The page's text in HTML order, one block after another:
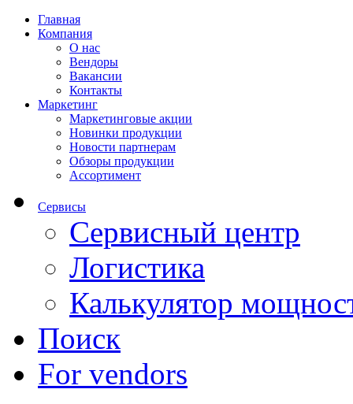
Главная
Компания
О нас
Вендоры
Вакансии
Контакты
Маркетинг
Маркетинговые акции
Новинки продукции
Новости партнерам
Обзоры продукции
Ассортимент
Сервисы
Сервисный центр
Логистика
Калькулятор
Поиск
For vendors